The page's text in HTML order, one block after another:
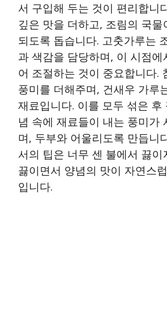
서 구입해 두는 것이 편리합니
깊은 맛을 더하고, 조림의 국물
되도록 돕습니다. 고춧가루는
과 색감을 담당하며, 이 시점에
어 조절하는 것이 중요합니다.
풍미를 더해주며, 건새우 가루
재료입니다. 이를 모두 섞은 후
념 속에 재료들이 내는 풍미가
며, 두부와 어울리도록 만듭니
서의 팁은 너무 센 불에서 끓이
끓이면서 양념의 맛이 자연스
입니다.